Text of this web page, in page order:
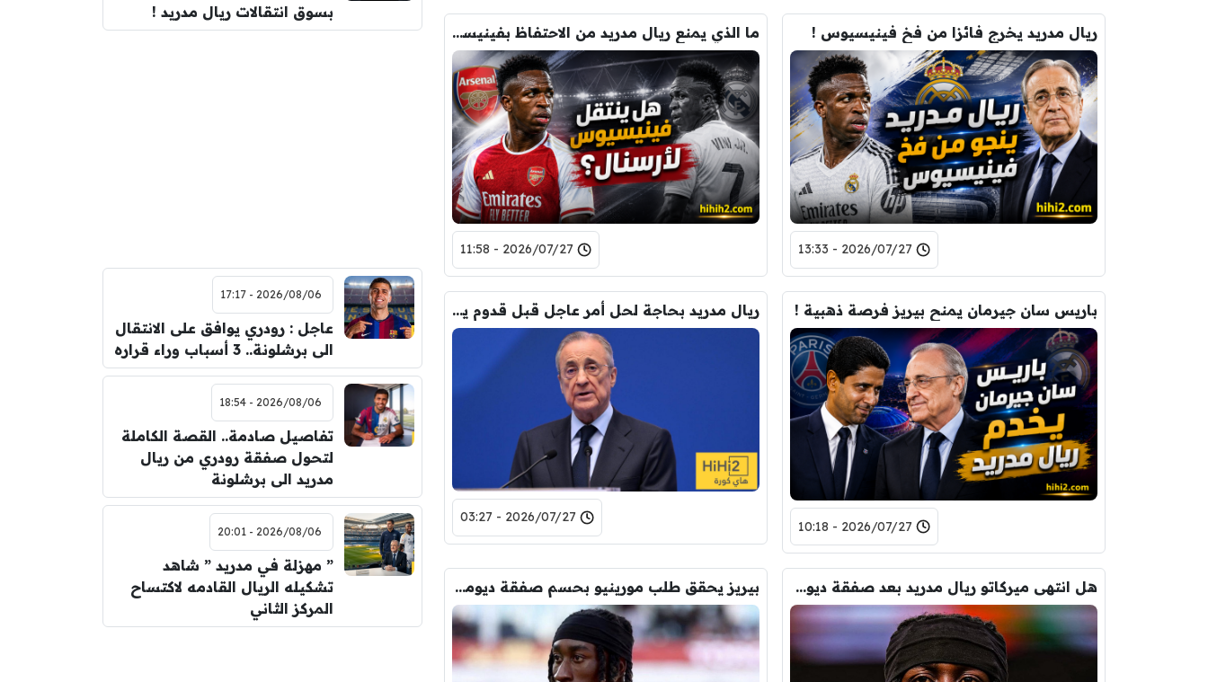
ريال مدريد يخرج فائزا من فخ فينيسيوس !
2026/07/27 - 13:33
ما الذي يمنع ريال مدريد من الاحتفاظ بفينيسيوس ؟
2026/07/27 - 11:58
باريس سان جيرمان يمنح بيريز فرصة ذهبية !
2026/07/27 - 10:18
ريال مدريد بحاجة لحل أمر عاجل قبل قدوم يان ديوماندي .. 3 ضحايا
2026/07/27 - 03:27
هل انتهى ميركاتو ريال مدريد بعد صفقة ديوماندي؟ بيريز يحقق طلب مورينيو بحسم صفقة ديوماندي
بسوق انتقالات ريال مدريد !
2026/08/06 - 17:17
عاجل : رودري يوافق على الانتقال
الى برشلونة.. 3 أسباب وراء قراره
2026/08/06 - 18:54
تفاصيل صادمة.. القصة الكاملة
لتحول صفقة رودري من ريال
مدريد الى برشلونة
2026/08/06 - 20:01
” مهزلة في مدريد ” شاهد
تشكيله الريال القادمه لاكتساح
المركز الثاني